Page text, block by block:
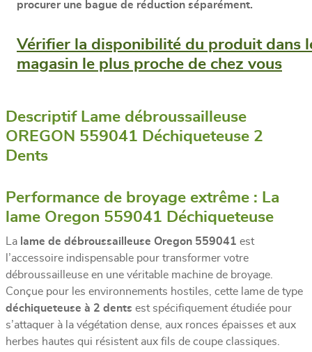
procurer une bague de réduction séparément.
Vérifier la disponibilité du produit dans
magasin le plus proche de chez vous
Descriptif Lame débroussailleuse
OREGON 559041 Déchiqueteuse 2
Dents
Performance de broyage extrême : La
lame Oregon 559041 Déchiqueteuse
La lame de débroussailleuse Oregon 559041 est
l’accessoire indispensable pour transformer votre
débroussailleuse en une véritable machine de broyage.
Conçue pour les environnements hostiles, cette lame de type
déchiqueteuse à 2 dents est spécifiquement étudiée pour
s’attaquer à la végétation dense, aux ronces épaisses et aux
herbes hautes qui résistent aux fils de coupe classiques.